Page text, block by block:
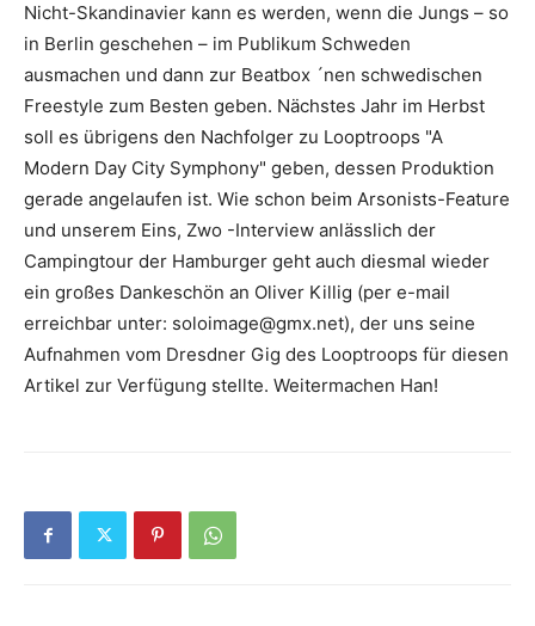
Nicht-Skandinavier kann es werden, wenn die Jungs – so
in Berlin geschehen – im Publikum Schweden
ausmachen und dann zur Beatbox ´nen schwedischen
Freestyle zum Besten geben. Nächstes Jahr im Herbst
soll es übrigens den Nachfolger zu Looptroops "A
Modern Day City Symphony" geben, dessen Produktion
gerade angelaufen ist. Wie schon beim Arsonists-Feature
und unserem Eins, Zwo -Interview anlässlich der
Campingtour der Hamburger geht auch diesmal wieder
ein großes Dankeschön an Oliver Killig (per e-mail
erreichbar unter: soloimage@gmx.net), der uns seine
Aufnahmen vom Dresdner Gig des Looptroops für diesen
Artikel zur Verfügung stellte. Weitermachen Han!